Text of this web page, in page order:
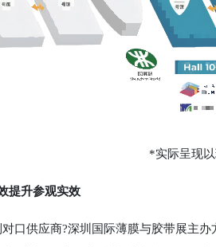
*实际呈现以
提升参观实效
供应商?深圳国际薄膜与胶带展主办